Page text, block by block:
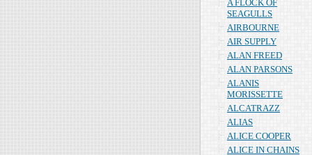
A FLOCK OF
SEAGULLS
AIRBOURNE
AIR SUPPLY
ALAN FREED
ALAN PARSONS
ALANIS
MORISSETTE
ALCATRAZZ
ALIAS
ALICE COOPER
ALICE IN CHAINS